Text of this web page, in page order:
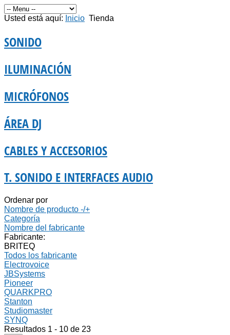
Usted está aquí: Inicio Tienda
SONIDO
ILUMINACIÓN
MICRÓFONOS
ÁREA DJ
CABLES Y ACCESORIOS
T. SONIDO E INTERFACES AUDIO
Ordenar por
Nombre de producto -/+
Categoría
Nombre del fabricante
Fabricante:
BRITEQ
Todos los fabricante
Electrovoice
JBSystems
Pioneer
QUARKPRO
Stanton
Studiomaster
SYNQ
Resultados 1 - 10 de 23